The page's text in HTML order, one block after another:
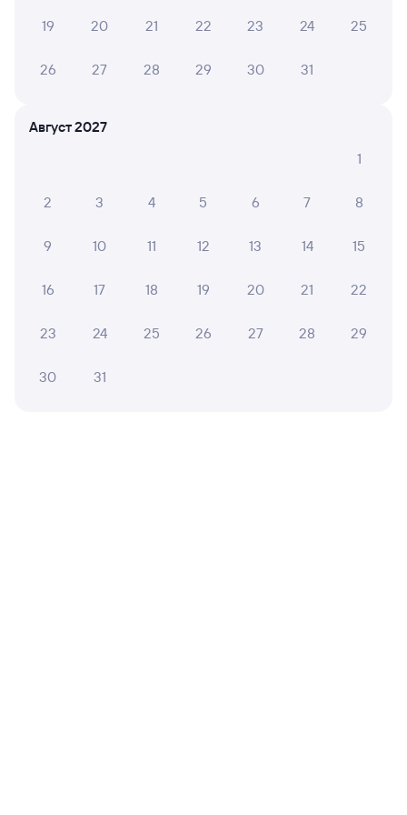
Расписание автобусов Рубцовск — Бердск
19 20 21 22 23 24 25
26 27 28 29 30 31
Август 2027
1
2 3 4 5 6 7 8
9 10 11 12 13 14 15
16 17 18 19 20 21 22
23 24 25 26 27 28 29
30 31